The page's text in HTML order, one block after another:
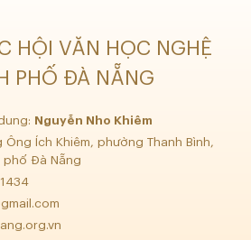
HỘI VĂN HỌC NGHỆ
PHỐ ĐÀ NẴNG
Nguyễn Nho Khiêm
Ích Khiêm, phường Thanh Bình,
phố Đà Nẵng